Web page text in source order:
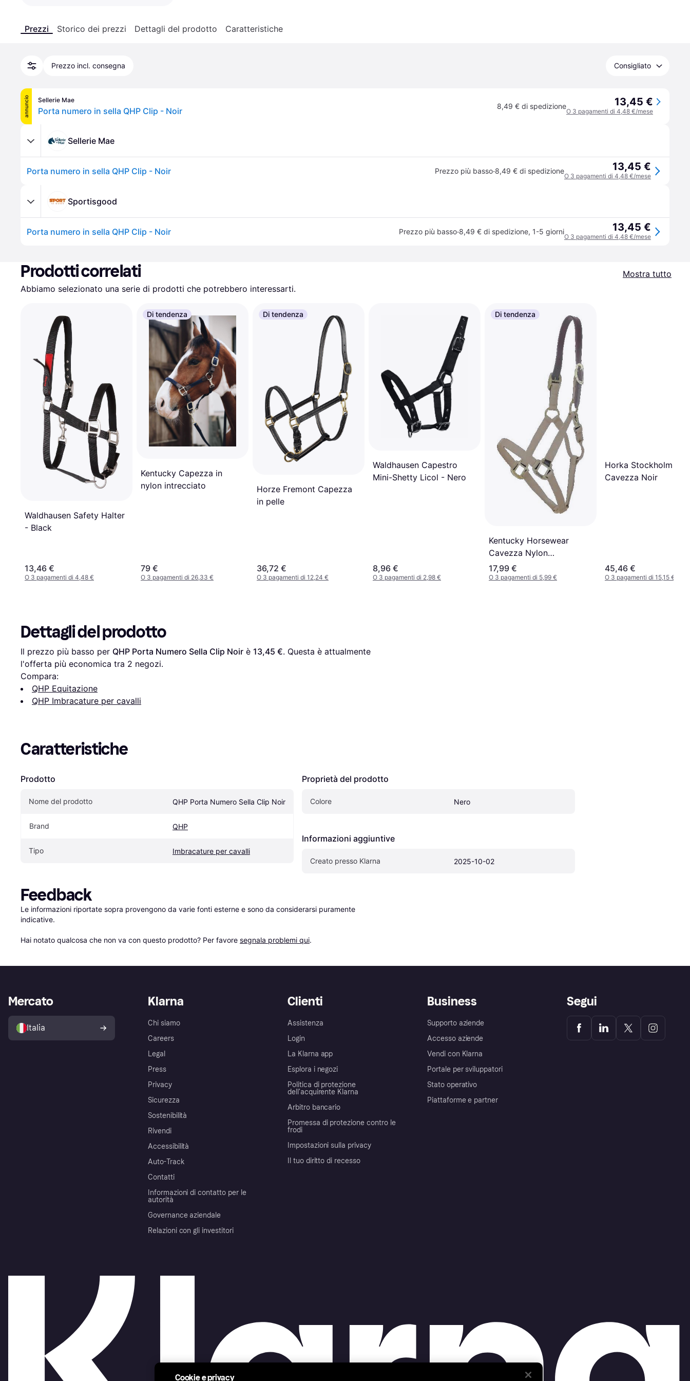
Prezzi Storico dei prezzi Dettagli del prodotto Caratteristiche
Prezzo incl. consegna Consigliato
annuncio Sellerie Mae
Porta numero in sella QHP Clip - Noir 8,49 € di spedizione 13,45 €
O 3 pagamenti di 4,48 €/mese
Sellerie Mae
Porta numero in sella QHP Clip - Noir Prezzo più basso·8,49 € di spedizione 13,45 €
O 3 pagamenti di 4,48 €/mese
Sportisgood
Porta numero in sella QHP Clip - Noir Prezzo più basso·8,49 € di spedizione, 1-5 giorni 13,45 €
O 3 pagamenti di 4,48 €/mese
Prodotti correlati
Mostra tutto
Abbiamo selezionato una serie di prodotti che potrebbero interessarti.
Waldhausen Safety Halter
- Black
13,46 €
O 3 pagamenti di 4,48 €
Di tendenza
Kentucky Capezza in
nylon intrecciato
79 €
O 3 pagamenti di 26,33 €
Di tendenza
Horze Fremont Capezza
in pelle
36,72 €
O 3 pagamenti di 12,24 €
Waldhausen Capestro
Mini-Shetty Licol - Nero
8,96 €
O 3 pagamenti di 2,98 €
Di tendenza
Kentucky Horsewear
Cavezza Nylon
Breakaway - Marron
17,99 €
O 3 pagamenti di 5,99 €
Horka Stockholm
Cavezza Noir
45,46 €
O 3 pagamenti di 15,15 €
Dettagli del prodotto
Il prezzo più basso per QHP Porta Numero Sella Clip Noir è 13,45 €. Questa è attualmente
l'offerta più economica tra 2 negozi.
Compara:
QHP Equitazione
QHP Imbracature per cavalli
Caratteristiche
Prodotto
Nome del prodotto QHP Porta Numero Sella Clip Noir
Brand QHP
Tipo Imbracature per cavalli
Proprietà del prodotto
Colore Nero
Informazioni aggiuntive
Creato presso Klarna 2025-10-02
Feedback
Le informazioni riportate sopra provengono da varie fonti esterne e sono da considerarsi puramente
indicative.
Hai notato qualcosa che non va con questo prodotto? Per favore segnala problemi qui.
Klarna
Chi siamo
Careers
Legal
Press
Privacy
Sicurezza
Sostenibilità
Rivendi
Accessibilità
Auto-Track
Contatti
Informazioni di contatto per le
autorità
Governance aziendale
Relazioni con gli investitori
Clienti
Assistenza
Login
La Klarna app
Esplora i negozi
Politica di protezione
dell'acquirente Klarna
Arbitro bancario
Promessa di protezione contro le
frodi
Impostazioni sulla privacy
Il tuo diritto di recesso
Business
Supporto aziende
Accesso aziende
Vendi con Klarna
Portale per sviluppatori
Stato operativo
Piattaforme e partner
Mercato
Italia
Segui
Cookie e privacy